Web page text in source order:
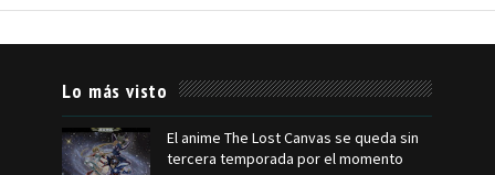
Lo más visto
El anime The Lost Canvas se queda sin
tercera temporada por el momento